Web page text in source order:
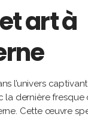
art à
l’univers captivant
la dernière fresque
Cette œuvre